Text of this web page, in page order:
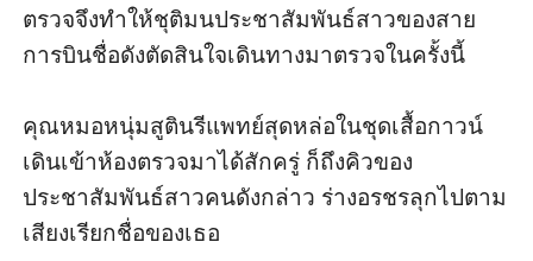
ตรวจจึงทำให้ชุติมนประชาสัมพันธ์สาวของสาย
การบินชื่อดังตัดสินใจเดินทางมาตรวจในครั้งนี้
คุณหมอหนุ่มสูตินรีแพทย์สุดหล่อในชุดเสื้อกาวน์
เดินเข้าห้องตรวจมาได้สักครู่ ก็ถึงคิวของ
ประชาสัมพันธ์สาวคนดังกล่าว ร่างอรชรลุกไปตาม
เสียงเรียกชื่อของเธอ